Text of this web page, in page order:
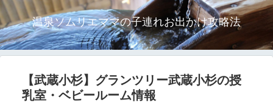
温泉ソムリエママの子連れお出かけ攻略法
【武蔵小杉】グランツリー武蔵小杉の授
乳室・ベビールーム情報